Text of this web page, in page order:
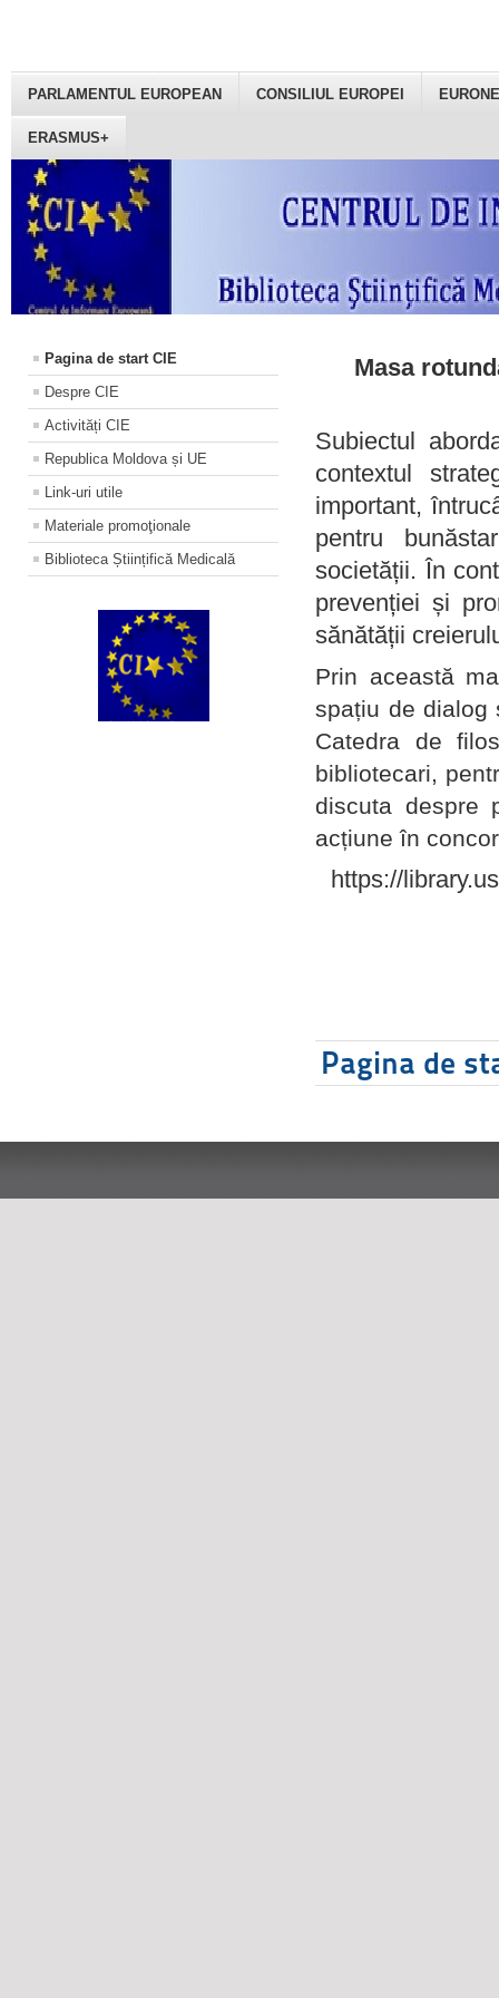
PARLAMENTUL EUROPEAN CONSILIUL EUROPEI
ERASMUS+
Pagina de start CIE
Despre CIE
Activități CIE
Republica Moldova și UE
Link-uri utile
Materiale promoţionale
Biblioteca Științifică Medicală
Masa
Subiectul
contextul
important,
pentru
societății. În
prevenției și
sănătății
Prin această
spațiu de dialog
Catedra de
bibliotecari,
discuta despre
acțiune în
https://
Pagina de